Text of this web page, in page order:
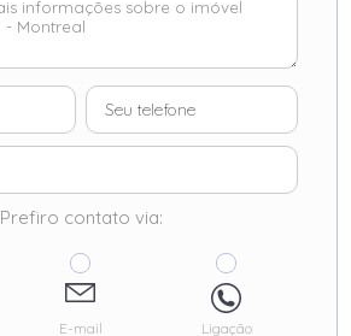
Prefiro contato via:
E-mail Ligação